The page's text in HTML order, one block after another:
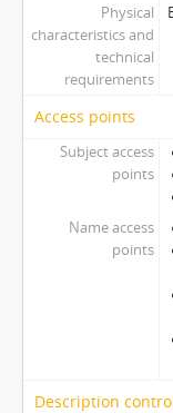
Physical
characteristics and
technical
requirements
Access points
Subject access
points
Name access
points
Description